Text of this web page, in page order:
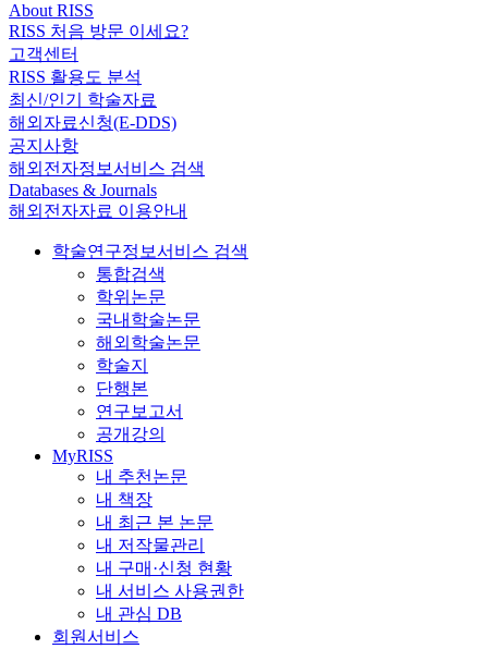
About RISS
RISS 처음 방문 이세요?
고객센터
RISS 활용도 분석
최신/인기 학술자료
해외자료신청(E-DDS)
공지사항
해외전자정보서비스 검색
Databases & Journals
해외전자자료 이용안내
학술연구정보서비스 검색
통합검색
학위논문
국내학술논문
해외학술논문
학술지
단행본
연구보고서
공개강의
MyRISS
내 추천논문
내 책장
내 최근 본 논문
내 저작물관리
내 구매·신청 현황
내 서비스 사용권한
내 관심 DB
회원서비스